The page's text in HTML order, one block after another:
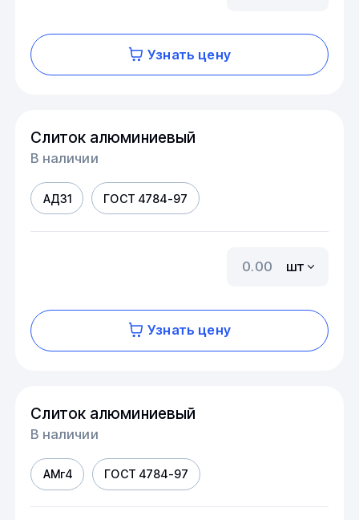
Узнать цену
Слиток алюминиевый
В наличии
АД31 ГОСТ 4784-97
шт
Узнать цену
Слиток алюминиевый
В наличии
АМг4 ГОСТ 4784-97